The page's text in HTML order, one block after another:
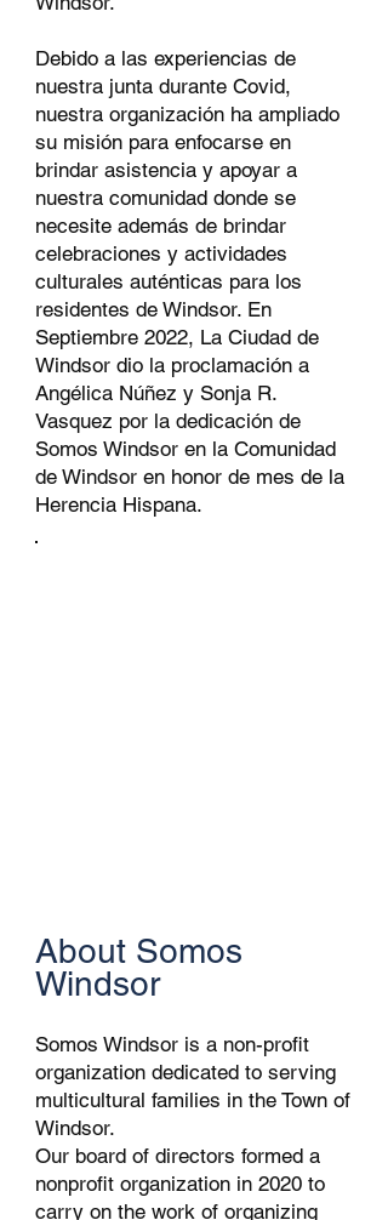
Debido a las experiencias de
nuestra junta durante Covid,
nuestra organización ha ampliado
su misión para enfocarse en
brindar asistencia y apoyar a
nuestra comunidad donde se
necesite además de brindar
celebraciones y actividades
culturales auténticas para los
residentes de Windsor. En
Septiembre 2022, La Ciudad de
Windsor dio la proclamación a
Angélica Núñez y Sonja R.
Vasquez por la dedicación de
Somos Windsor en la Comunidad
de Windsor en honor de mes de la
Herencia Hispana.
About Somos
Windsor
Somos Windsor is a non-profit
organization dedicated to serving
multicultural families in the Town of
Windsor.
Our board of directors formed a
nonprofit organization in 2020 to
carry on the work of organizing